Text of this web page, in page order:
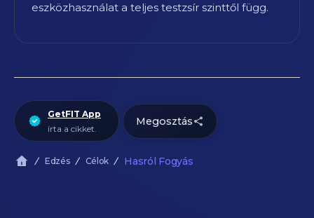
eszközhasználat a teljes testzsír szinttől függ.
GetFIT App
írta a cikket.
Megosztás
Edzés Célok Hasról Fogyás